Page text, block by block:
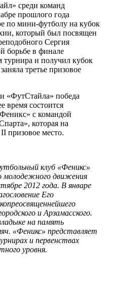
среди команд
прошлого года
по мини-футболу на кубок
который был посвящен
Сергия
борьбе в финале
турнира и получил кубок
третье призовое
«ФутСтайла» победа
время состоится
с командой
которая на
призовое место.
клуб «Феникс»
молодежного движения
2012 года. В январе
Его
и Арзамасского.
на память
«Феникс» представляет
и первенствах
уровня.